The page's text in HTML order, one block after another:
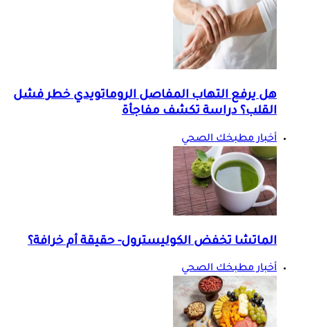
هل يرفع التهاب المفاصل الروماتويدي خطر فشل
القلب؟ دراسة تكشف مفاجأة
أخبار مطبخك الصحي
الماتشا تخفض الكوليسترول- حقيقة أم خرافة؟
أخبار مطبخك الصحي